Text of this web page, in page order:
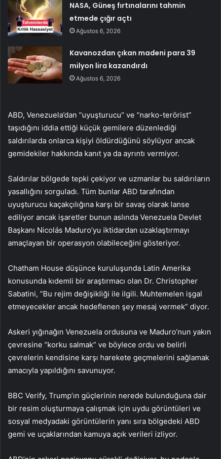
NASA, Güneş fırtınalarını tahmin
etmede çığır açtı
Ağustos 6, 2026
Kavanozdan çıkan madeni para 39
milyon lira kazandırdı
Ağustos 6, 2026
ABD, Venezuela’dan “uyuşturucu” ve “narko-terörist”
taşıdığını iddia ettiği küçük gemilere düzenlediği
saldırılarda onlarca kişiyi öldürdüğünü söylüyor ancak
gemidekiler hakkında kanıt ya da ayrıntı vermiyor.
Saldırılar bölgede tepki çekiyor ve uzmanlar bu saldırıların
yasallığını sorguladı. Tüm bunlar ABD tarafından
uyuşturucu kaçakçılığına karşı bir savaş olarak lanse
ediliyor ancak işaretler bunun aslında Venezuela Devlet
Başkanı Nicolás Maduro’yu iktidardan uzaklaştırmayı
amaçlayan bir operasyon olabileceğini gösteriyor.
Chatham House düşünce kuruluşunda Latin Amerika
konusunda kıdemli bir araştırmacı olan Dr. Christopher
Sabatini, “Bu rejim değişikliği ile ilgili. Muhtemelen işgal
etmeyecekler ancak hedeflenen şey mesaj vermek” diyor.
Askeri yığınağın Venezuela ordusuna ve Maduro’nun yakın
çevresine “korku salmak” ve böylece ordu ve belirli
çevrelerin kendisine karşı harekete geçmelerini sağlamak
amacıyla yapıldığını savunuyor.
BBC Verify, Trump’ın güçlerinin nerede bulunduğuna dair
bir resim oluşturmaya çalışmak için uydu görüntüleri ve
sosyal medyadaki görüntülerin yanı sıra bölgedeki ABD
gemi ve uçaklarından kamuya açık verileri izliyor.